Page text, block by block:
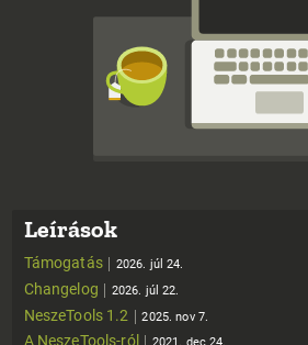
Leírások
Támogatás 2026. júl 24.
Changelog 2026. júl 22.
NeszeTools 1.2 2025. nov 7.